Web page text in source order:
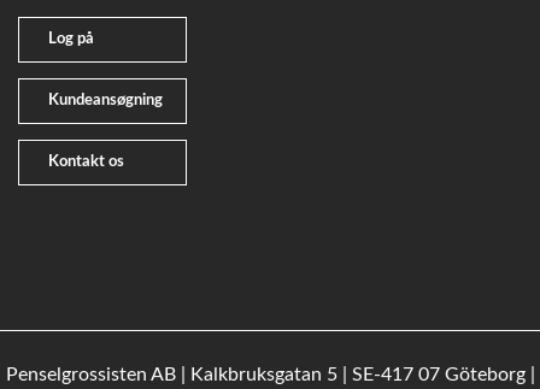
Kontakt os
Kundeansøgning
Log på
Penselgrossisten AB | Kalkbruksgatan 5 | SE-417 07 Göteborg |